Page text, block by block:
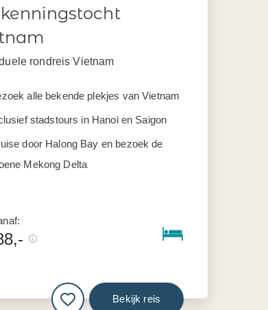
rondreis Vietnam
alle bekende plekjes van Vietnam
stadstours in Hanoi en Saigon
door Halong Bay en bezoek de
Mekong Delta
Bekijk reis